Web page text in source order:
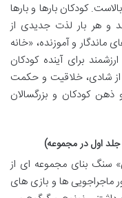
کودکان بارها و بارها
و هر بار لذت جدیدی از
ماندگار و آموزنده، «خانه
برای آینده کودکان
از شادی، خلاقیت و حکمت
کودکان و بزرگسالان
اول در مجموعه)
۱: خانه ی اسپی» سنگ بنای مجموعه ای از
ها و بازی های